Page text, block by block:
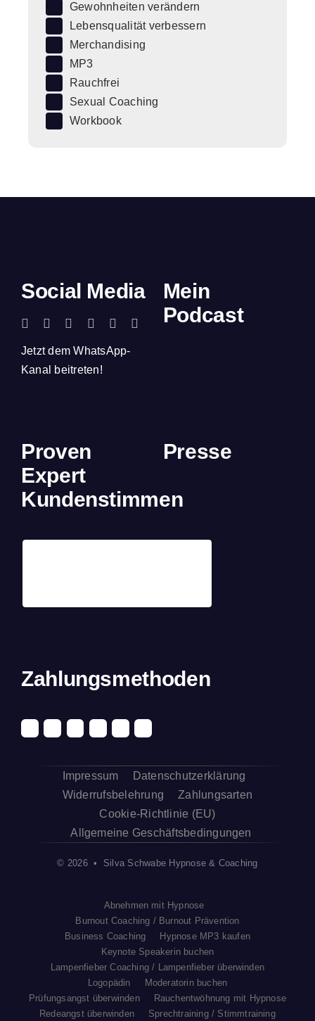
Gewohnheiten verändern
Lebensqualität verbessern
Merchandising
MP3
Rauchfrei
Sexual Coaching
Workbook
Social Media
Jetzt dem WhatsApp-
Kanal beitreten!
Mein
Podcast
Proven
Expert
Kundenstimmen
Presse
Zahlungsmethoden
Impressum
Datenschutzerklärung
Widerrufsbelehrung
Zahlungsarten
Cookie-Richtlinie (EU)
Allgemeine Geschäftsbedingungen
© 2026 • Silva Schwabe Hypnose & Coaching
Abnehmen mit Hypnose
Burnout Coaching / Burnout Prävention
Business Coaching
Hypnose MP3 kaufen
Keynote Speakerin buchen
Lampenfieber Coaching / Lampenfieber überwinden
Logopädin
Moderatorin buchen
Prüfungsangst überwinden
Rauchentwöhnung mit Hypnose
Redeangst überwinden
Sprechtraining / Stimmtraining